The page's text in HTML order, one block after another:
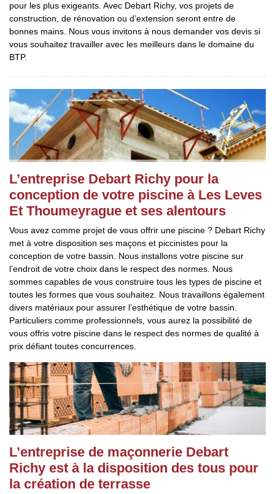
pour les plus exigeants. Avec Debart Richy, vos projets de
construction, de rénovation ou d’extension seront entre de
bonnes mains. Nous vous invitons à nous demander vos devis si
vous souhaitez travailler avec les meilleurs dans le domaine du
BTP.
L’entreprise Debart Richy pour la
conception de votre piscine à Les Leves
Et Thoumeyrague et ses alentours
Vous avez comme projet de vous offrir une piscine ? Debart Richy
met à votre disposition ses maçons et piccinistes pour la
conception de votre bassin. Nous installons votre piscine sur
l’endroit de votre choix dans le respect des normes. Nous
sommes capables de vous construire tous les types de piscine et
toutes les formes que vous souhaitez. Nous travaillons également
divers matériaux pour assurer l’esthétique de votre bassin.
Particuliers comme professionnels, vous aurez la possibilité de
vous offris votre piscine dans le respect des normes de qualité à
prix défiant toutes concurrences.
L’entreprise de maçonnerie Debart
Richy est à la disposition des tous pour
la création de terrasse